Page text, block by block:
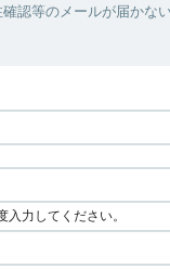
認等のメールが届かな
力してください。